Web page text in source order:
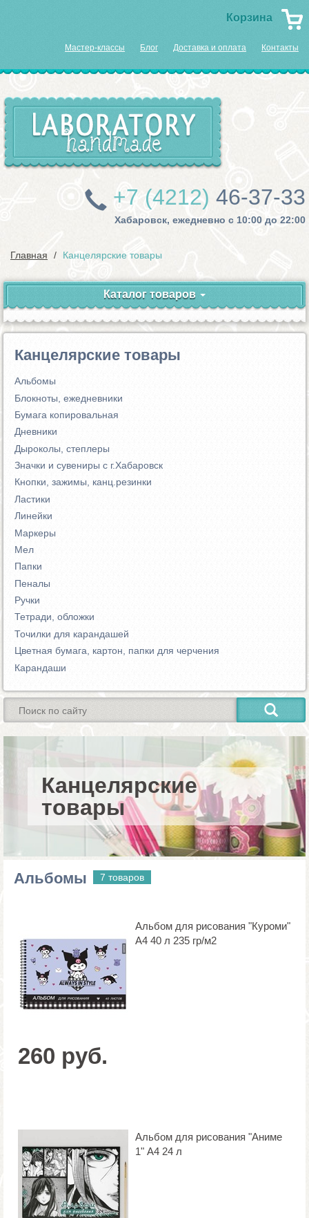
Корзина
Мастер-классы Блог Доставка и оплата Контакты
+7 (4212) 46-37-33
Хабаровск, ежедневно с 10:00 до 22:00
Главная Канцелярские товары
Каталог товаров
Канцелярские товары
Альбомы
Блокноты, ежедневники
Бумага копировальная
Дневники
Дыроколы, степлеры
Значки и сувениры с г.Хабаровск
Кнопки, зажимы, канц.резинки
Ластики
Линейки
Маркеры
Мел
Папки
Пеналы
Ручки
Тетради, обложки
Точилки для карандашей
Цветная бумага, картон, папки для черчения
Карандаши
Канцелярские
товары
Альбомы 7 товаров
Альбом для рисования "Куроми"
А4 40 л 235 гр/м2
260 руб.
Альбом для рисования "Аниме
1" А4 24 л